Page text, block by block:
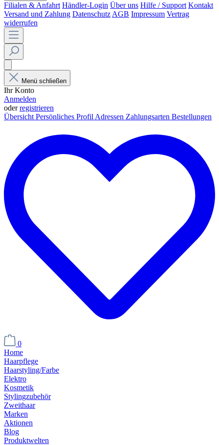
Filialen & Anfahrt Händler-Login Über uns Hilfe / Support Kontakt
Versand und Zahlung Datenschutz AGB Impressum Vertrag
widerrufen
Menü schließen
Ihr Konto
Anmelden
oderregistrieren
Übersicht Persönliches Profil Adressen Zahlungsarten Bestellungen
0
Home
Haarpflege
Haarstyling/Farbe
Elektro
Kosmetik
Stylingzubehör
Zweithaar
Marken
Aktionen
Blog
Produktwelten